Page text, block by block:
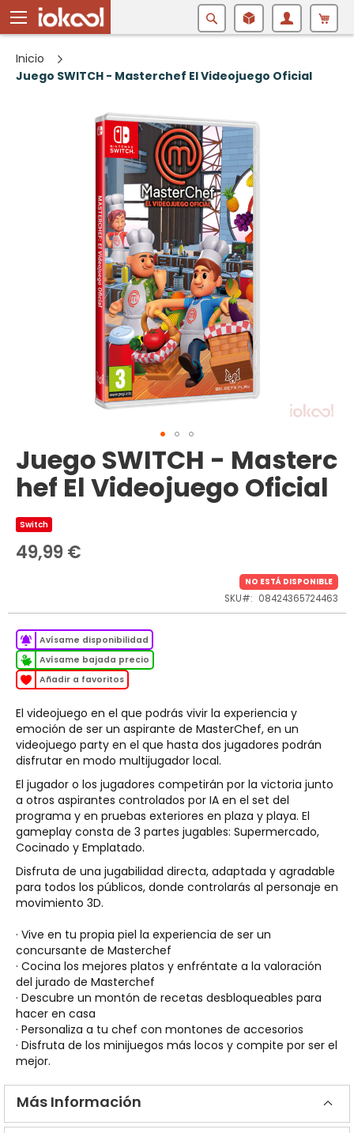
Buscar
Inicio
Juego SWITCH - Masterchef El Videojuego Oficial
Saltar
al
comienzo
de
la
galería
de
imágenes
Juego SWITCH - Masterc
hef El Videojuego Oficial
Switch
49,99 €
NO ESTÁ DISPONIBLE
SKU 08424365724463
Avísame disponibilidad
Avísame bajada precio
Añadir a favoritos
El videojuego en el que podrás vivir la experiencia y
emoción de ser un aspirante de MasterChef, en un
videojuego party en el que hasta dos jugadores podrán
disfrutar en modo multijugador local.
El jugador o los jugadores competirán por la victoria junto
a otros aspirantes controlados por IA en el set del
programa y en pruebas exteriores en plaza y playa. El
gameplay consta de 3 partes jugables: Supermercado,
Cocinado y Emplatado.
Disfruta de una jugabilidad directa, adaptada y agradable
para todos los públicos, donde controlarás al personaje en
movimiento 3D.
· Vive en tu propia piel la experiencia de ser un
concursante de Masterchef
· Cocina los mejores platos y enfréntate a la valoración
del jurado de Masterchef
· Descubre un montón de recetas desbloqueables para
hacer en casa
· Personaliza a tu chef con montones de accesorios
· Disfruta de los minijuegos más locos y compite por ser el
mejor.
Más Información